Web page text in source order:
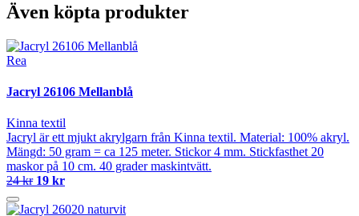
Även köpta produkter
Rea
Jacryl 26106 Mellanblå
Kinna textil
Jacryl är ett mjukt akrylgarn från Kinna textil. Material: 100% akryl.
Mängd: 50 gram = ca 125 meter. Stickor 4 mm. Stickfasthet 20
maskor på 10 cm. 40 grader maskintvätt.
24 kr 19 kr